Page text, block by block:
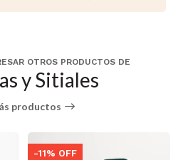
OTROS PRODUCTOS DE
y Sitiales
productos
-11% OFF